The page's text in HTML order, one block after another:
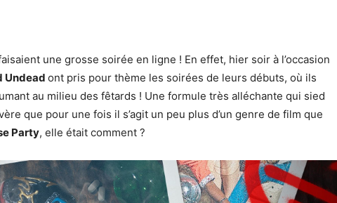
une grosse soirée en ligne ! En effet, hier soir à l’occasion
Undead ont pris pour thème les soirées de leurs débuts, où ils
au milieu des fêtards ! Une formule très alléchante qui sied
que pour une fois il s’agit un peu plus d’un genre de film que
Party, elle était comment ?